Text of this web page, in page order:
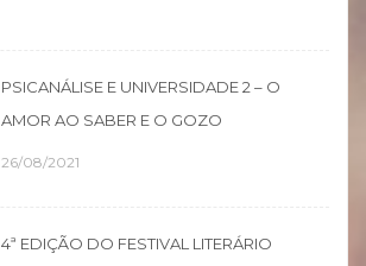
PSICANÁLISE E UNIVERSIDADE 2 – O
AMOR AO SABER E O GOZO
26/08/2021
4ª EDIÇÃO DO FESTIVAL LITERÁRIO